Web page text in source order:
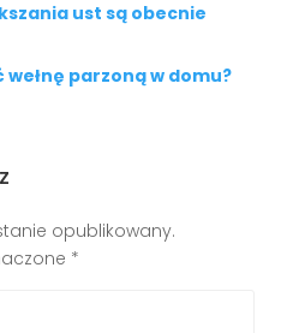
ust są obecnie
parzoną w domu?
opublikowany.
*